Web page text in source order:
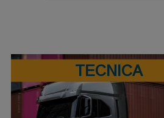
TECNICA